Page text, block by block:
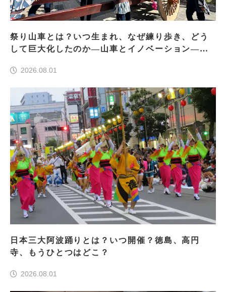
祭り山車とは？いつ生まれ、なぜ練り歩き、どう
して巨大化したのか―山車とイノベーション―＜
2026.08.01
日本三大阿波踊りとは？いつ開催？徳島、高円
寺、もうひとつはどこ？
2026.08.01